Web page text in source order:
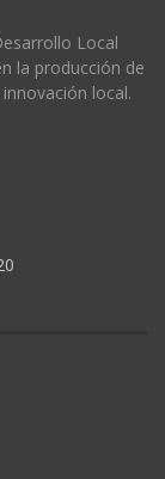
Local
la producción de
local.